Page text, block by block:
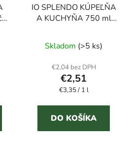
IO SPLENDO KÚPEĽŇA
A KUCHYŇA 750 ml
Skladom (>5 ks)
€2,04 bez DPH
€2,51
Jednotková
€3,35 / 1 l
DO KOŠÍKA